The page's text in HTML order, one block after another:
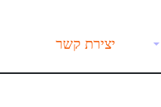
יצירת קשר